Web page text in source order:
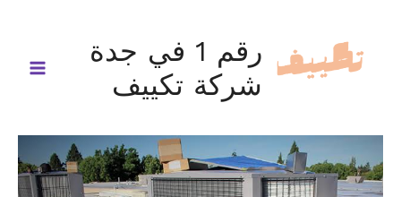
المحتوى
رقم 1 في جدة
شركة تكييف